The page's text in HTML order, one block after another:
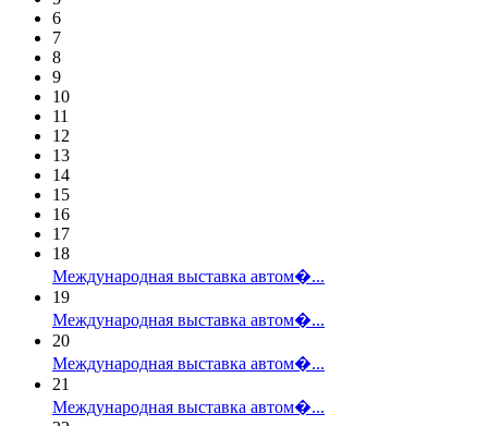
6
7
8
9
10
11
12
13
14
15
16
17
18
Международная выставка автом�...
19
Международная выставка автом�...
20
Международная выставка автом�...
21
Международная выставка автом�...